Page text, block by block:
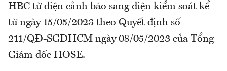
HBC từ diện cảnh báo sang diện kiểm soát kể
từ ngày 15/05/2023 theo Quyết định số
211/QĐ-SGDHCM ngày 08/05/2023 của Tổng
Giám đốc HOSE.